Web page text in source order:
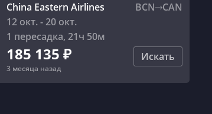
China Eastern Airlines BCN
CAN
12 окт. - 20 окт.
1 пересадка, 21ч 50м
185 135 ₽
3 месяца назад
Искать